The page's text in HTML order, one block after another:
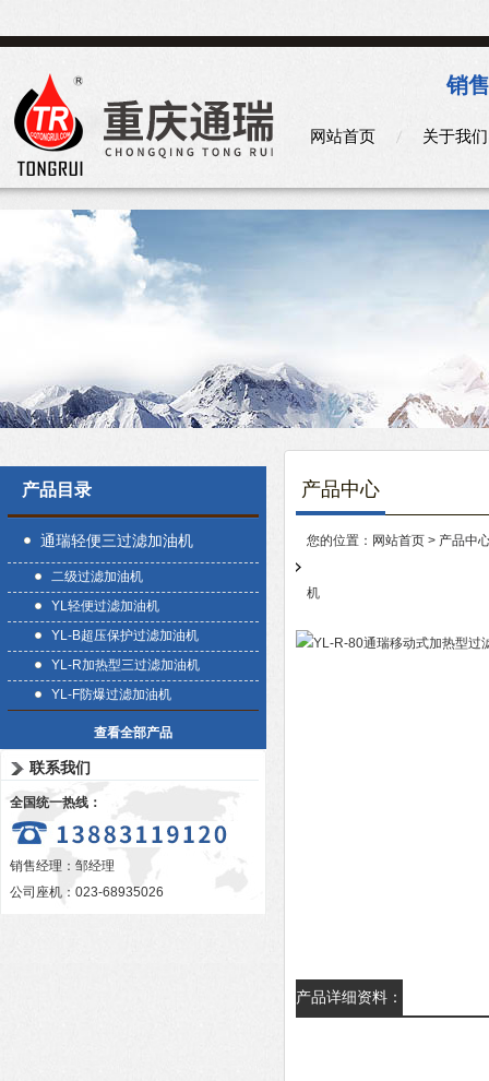
销
网站首页 关于我们
产品目录
通瑞轻便三过滤加油机
二级过滤加油机
YL轻便过滤加油机
YL-B超压保护过滤加油机
YL-R加热型三过滤加油机
YL-F防爆过滤加油机
查看全部产品
联系我们
全国统一热线：
销售经理：邹经理
公司座机：023-68935026
产品中心
您的位置： 网站首页 > 产品中
机
产品详细资料：